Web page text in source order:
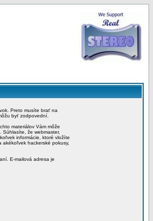
Preto musíte brať na
byť zodpovední.
materiálov Vám môže
Súhlasíte, že webmaster,
informácie, ktoré vložíte
hackerské pokusy,
E-mailová adresa je